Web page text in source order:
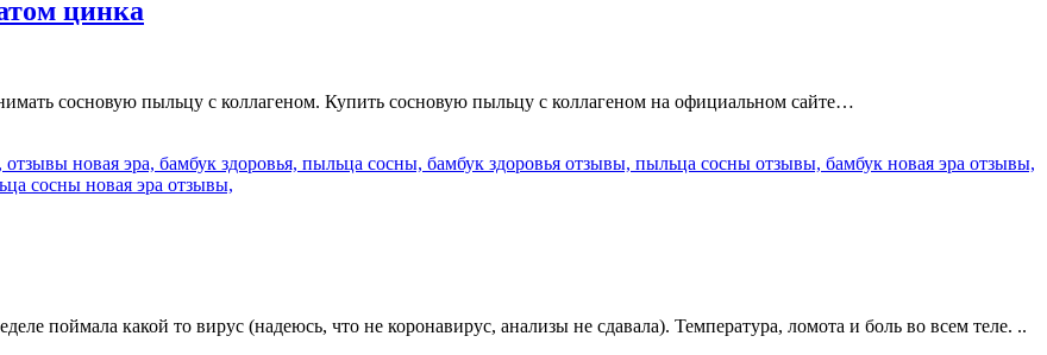
цинка
сосновую пыльцу с коллагеном. Купить сосновую пыльцу с коллагеном на официальном сайте…
поймала какой то вирус (надеюсь, что не коронавирус, анализы не сдавала). Температура, ломота и боль во всем теле. ..